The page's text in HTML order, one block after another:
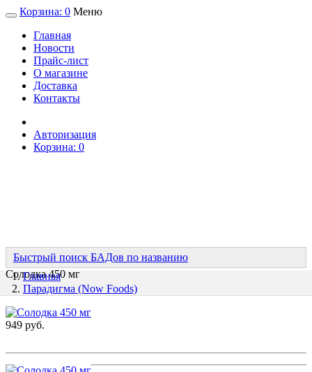
Корзина: 0 Меню
Главная
Новости
Прайс-лист
О магазине
Доставка
Контакты
Авторизация
Корзина: 0
Быстрый поиск БАДов по названию
Солодка 450 мг
Главная
Парадигма (Now Foods)
949 руб.